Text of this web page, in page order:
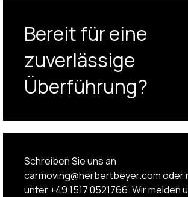
Bereit für eine
zuverlässige
Überführung?
Schreiben Sie uns an
carmoving@herbertbeyer.com oder
unter +49 1517 0521766. Wir melden